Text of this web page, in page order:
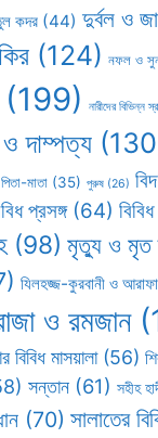
কদর (44) দুর্বল ও
(124) নফল ও
নারীদের বিভিন্ন
ও দাম্পত্য
পিতা-মাতা (35) পুরুষ (26)
প্রসঙ্গ(64)
(98) মৃত্যু ও মৃত
যিলহজ্জ-কুরবানী ও
ও রমজান
বিবিধ মাসয়ালা(56)
সন্তান (61) সহীহ
(70) সালাতের